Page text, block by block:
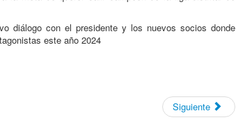
diálogo con el presidente y los nuevos socios donde
este año 2024
Siguiente